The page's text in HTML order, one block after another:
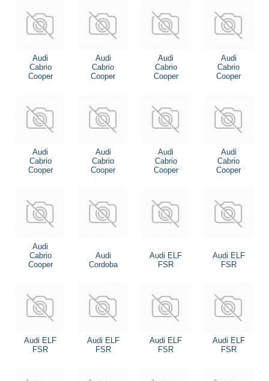
Audi
Cabrio
Cooper
Audi
Cabrio
Cooper
Audi
Cabrio
Cooper
Audi
Cabrio
Cooper
Audi
Cabrio
Cooper
Audi
Cabrio
Cooper
Audi
Cabrio
Cooper
Audi
Cabrio
Cooper
Audi
Cabrio
Cooper
Audi
Cordoba
Audi ELF
FSR
Audi ELF
FSR
Audi ELF
FSR
Audi ELF
FSR
Audi ELF
FSR
Audi ELF
FSR